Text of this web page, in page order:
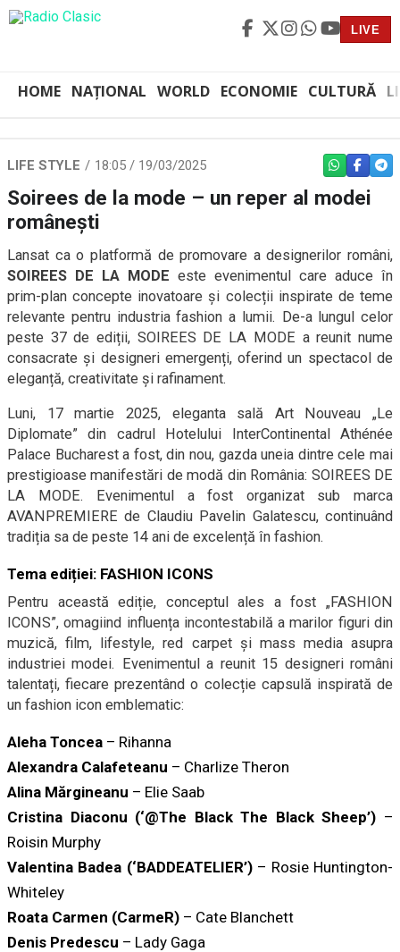
LIVE
HOME NAȚIONAL WORLD ECONOMIE CULTURĂ
LIFE STYLE 18:05 / 19/03/2025 WHATSAPP
Soirees de la mode – un reper al modei
românești
Lansat ca o platformă de promovare a designerilor români,
SOIREES DE LA MODE este evenimentul care aduce în
prim-plan concepte inovatoare și colecții inspirate de teme
relevante pentru industria fashion a lumii. De-a lungul celor
peste 37 de ediții, SOIREES DE LA MODE a reunit nume
consacrate și designeri emergenți, oferind un spectacol de
eleganță, creativitate și rafinament.
Luni, 17 martie 2025, eleganta sală Art Nouveau „Le
Diplomate” din cadrul Hotelului InterContinental Athénée
Palace Bucharest a fost, din nou, gazda uneia dintre cele mai
prestigioase manifestări de modă din România: SOIREES DE
LA MODE. Evenimentul a fost organizat sub marca
AVANPREMIERE de Claudiu Pavelin Galatescu, continuând
tradiția sa de peste 14 ani de excelență în fashion.
Tema ediției: FASHION ICONS
Pentru această ediție, conceptul ales a fost „FASHION
ICONS”, omagiind influența incontestabilă a marilor figuri din
muzică, film, lifestyle, red carpet și mass media asupra
industriei modei. Evenimentul a reunit 15 designeri români
talentați, fiecare prezentând o colecție capsulă inspirată de
un fashion icon emblematic:
Aleha Toncea – Rihanna
Alexandra Calafeteanu – Charlize Theron
Alina Mărgineanu – Elie Saab
Cristina Diaconu (‘@The Black The Black Sheep’) –
Roisin Murphy
Valentina Badea (‘BADDEATELIER’)– Rosie Huntington-
Whiteley
Roata Carmen (CarmeR) – Cate Blanchett
Denis Predescu – Lady Gaga